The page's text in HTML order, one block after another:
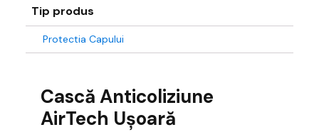
Tip produs
Protectia Capului
Cască Anticoliziune
AirTech Ușoară